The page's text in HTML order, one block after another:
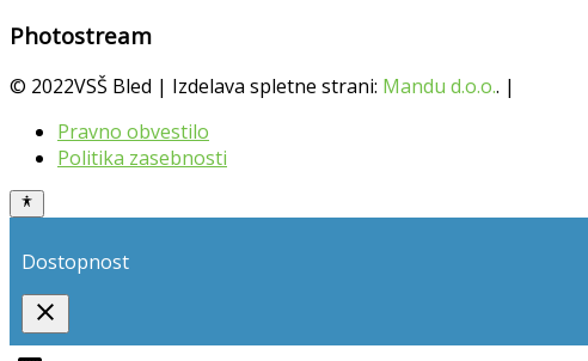
Photostream
© 2022VSŠ Bled | Izdelava spletne strani: Mandu d.o.o.. |
Pravno obvestilo
Politika zasebnosti
Dostopnost
close
Toggle